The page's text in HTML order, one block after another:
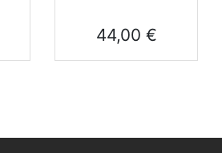
Prix
44,00 €